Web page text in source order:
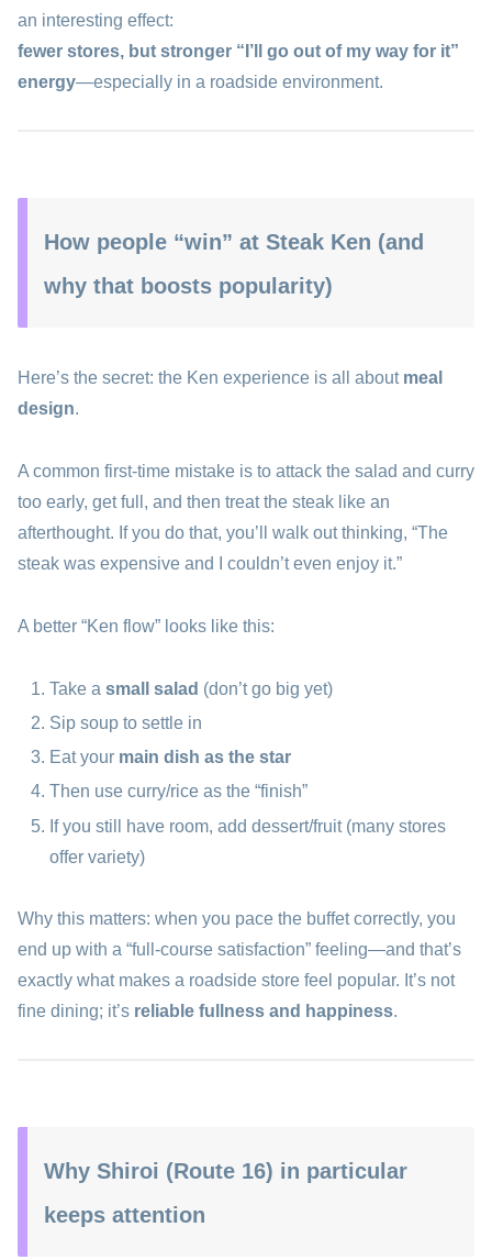
an interesting effect:
fewer stores, but stronger “I’ll go out of my way for it”
energy—especially in a roadside environment.
How people “win” at Steak Ken (and
why that boosts popularity)
Here’s the secret: the Ken experience is all about meal
design.
A common first-time mistake is to attack the salad and curry
too early, get full, and then treat the steak like an
afterthought. If you do that, you’ll walk out thinking, “The
steak was expensive and I couldn’t even enjoy it.”
A better “Ken flow” looks like this:
Take asmall salad (don’t go big yet)
Sip soup to settle in
Eat your main dish as the star
Then use curry/rice as the “finish”
If you still have room, add dessert/fruit (many stores
offer variety)
Why this matters: when you pace the buffet correctly, you
end up with a “full-course satisfaction” feeling—and that’s
exactly what makes a roadside store feel popular. It’s not
fine dining; it’s reliable fullness and happiness.
Why Shiroi (Route 16) in particular
keeps attention